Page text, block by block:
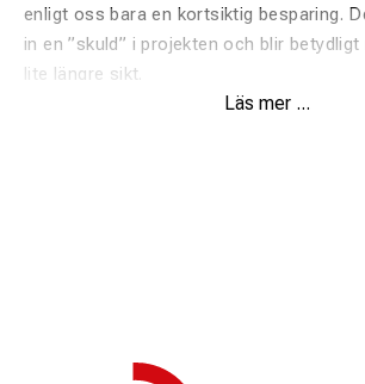
enligt oss bara en kortsiktig besparing.
in en ”skuld” i projekten och blir
lite längre sikt.
kärlskjutning eller långvarig friktion och
Läs mer ...